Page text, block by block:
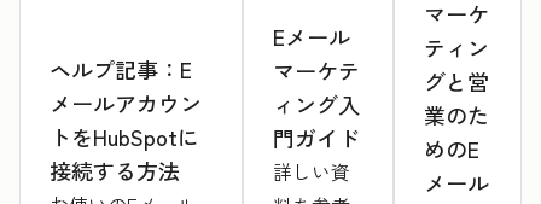
ヘルプ記事：E
メールアカウン
トをHubSpotに
接続する方法
Eメール
マーケテ
ィング入
門ガイド
詳しい資
マーケ
ティン
グと営
業のた
めのE
メール